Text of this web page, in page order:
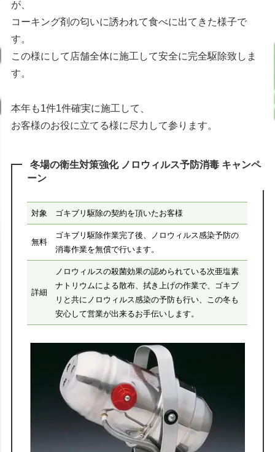
が、
コーキング剤の匂いに誘われて食べに出てきた様子で
す。
この様にして店舗全体に施工して安全に完全駆除致しま
す。
本年も1件1件確実に施工して、
お客様のお役に立てる様に尽力して参ります。
冬場の衛生対策強化 ノロウィルス予防消毒 キャンペ
ーン
対象 ゴキブリ駆除の契約を頂いたお客様
無料
ゴキブリ駆除作業完了後、ノロウィルス感染予防の
消毒作業を無償で行います。
詳細
ノロウィルスの殺菌効果の認められている次亜塩素
ナトリウムによる散布、拭き上げの作業で、ゴキブ
リと共にノロウィルス感染の予防も行い、この冬も
安心して営業が出来るお手伝いします。